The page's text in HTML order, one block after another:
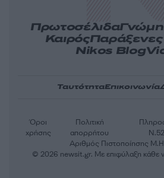
ΠρωτοσέλιδαΓνώμη
ΚαιρόςΠαράξενες
Nikos Blog
ΤαυτότηταΕπικοινωνία
Αριθμός Πιστοποίησης
Όροι
χρήσης
Πολιτική
απορρήτου
© 2026 newsit.gr. Με επιφύλαξη κάθε